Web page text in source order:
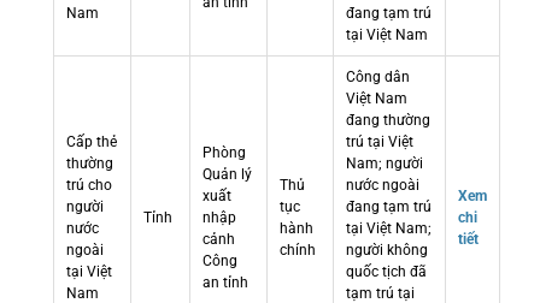
Nam
đang tạm trú
tại Việt Nam
Cấp thẻ
thường
trú cho
người
nước
ngoài
tại Việt
Nam
Tỉnh
Phòng
Quản lý
xuất
nhập
cảnh
Công
an tỉnh
Thủ
tục
hành
chính
Công dân
Việt Nam
đang thường
trú tại Việt
Nam; người
nước ngoài
đang tạm trú
tại Việt Nam;
người không
quốc tịch đã
tạm trú tại
Xem
chi
tiết